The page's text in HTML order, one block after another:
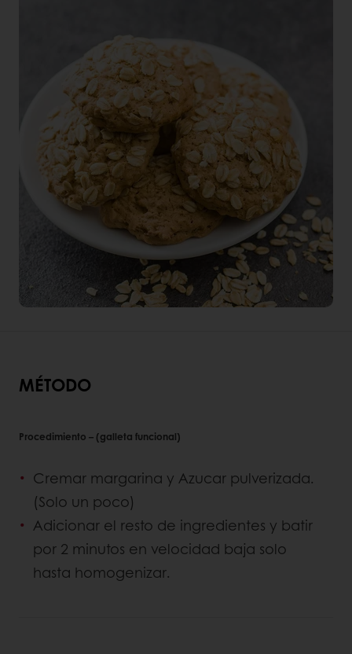
MÉTODO
Procedimiento – (galleta funcional)
Cremar margarina y Azucar pulverizada.
(Solo un poco)
Adicionar el resto de ingredientes y batir
por 2 minutos en velocidad baja solo
hasta homogenizar.